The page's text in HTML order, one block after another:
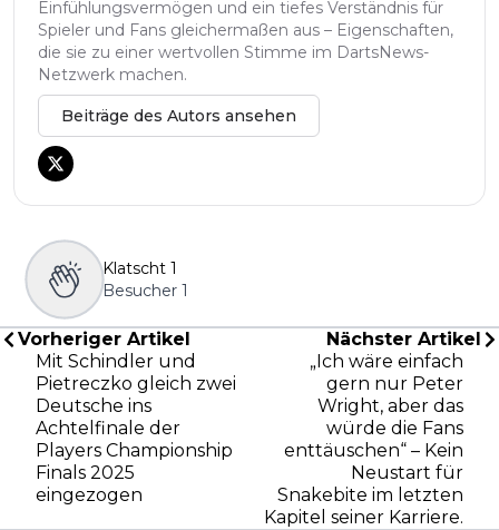
Einfühlungsvermögen und ein tiefes Verständnis für
Spieler und Fans gleichermaßen aus – Eigenschaften,
die sie zu einer wertvollen Stimme im DartsNews-
Netzwerk machen.
Beiträge des Autors ansehen
Klatscht 1
Besucher 1
Vorheriger Artikel
Mit Schindler und
Pietreczko gleich zwei
Deutsche ins
Achtelfinale der
Players Championship
Finals 2025
eingezogen
Nächster Artikel
„Ich wäre einfach
gern nur Peter
Wright, aber das
würde die Fans
enttäuschen“ – Kein
Neustart für
Snakebite im letzten
Kapitel seiner Karriere.